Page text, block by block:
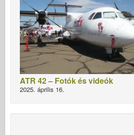
ATR 42 – Fotók és videók
2025. április 16.